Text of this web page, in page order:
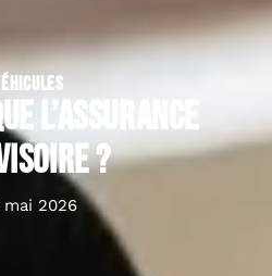
l’assurance
?
mai 2026